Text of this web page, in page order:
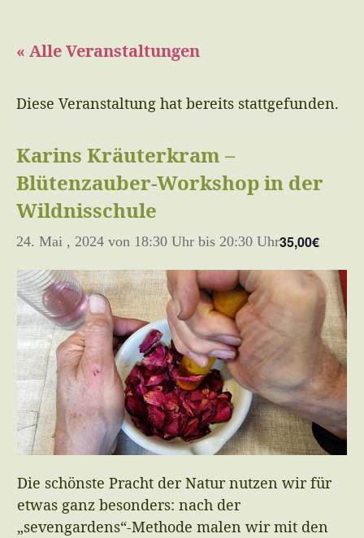
« Alle Veranstaltungen
Diese Veranstaltung hat bereits stattgefunden.
Karins Kräuterkram –
Blütenzauber-Workshop in der
Wildnisschule
24. Mai , 2024 von 18:30 Uhr bis 20:30 Uhr35,00€
Die schönste Pracht der Natur nutzen wir für
etwas ganz besonders: nach der
„sevengardens“-Methode malen wir mit den